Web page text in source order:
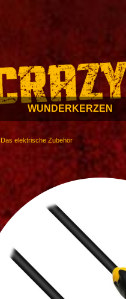
WUNDERKERZEN
Das elektrische Zubehör